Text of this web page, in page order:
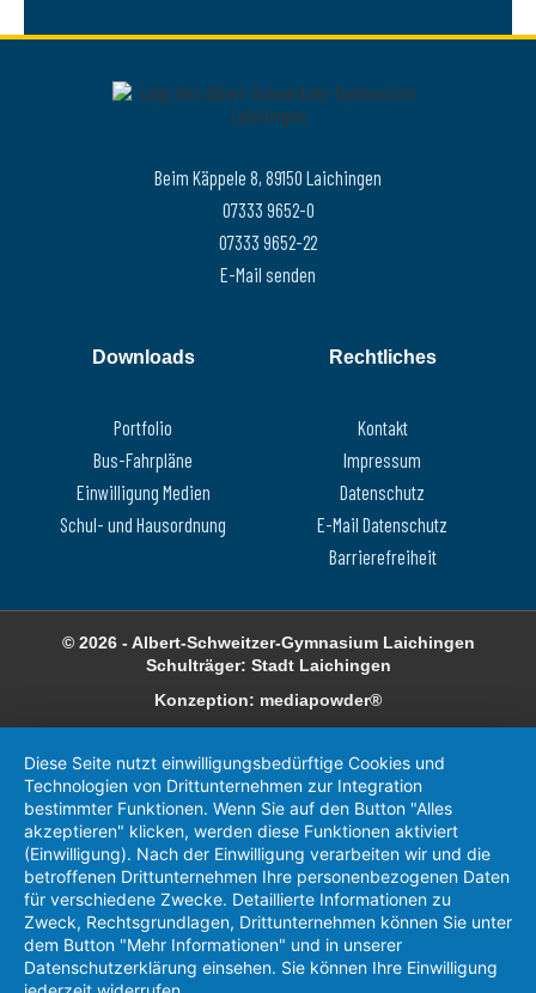
Beim Käppele 8, 89150 Laichingen
07333 9652-0
07333 9652-22
E-Mail senden
Downloads
Portfolio
Bus-Fahrpläne
Einwilligung Medien
Schul- und Hausordnung
Rechtliches
Kontakt
Impressum
Datenschutz
E-Mail Datenschutz
Barrierefreiheit
© 2026 - Albert-Schweitzer-Gymnasium Laichingen
Schulträger: Stadt Laichingen
Konzeption: mediapowder®
Diese Seite nutzt einwilligungsbedürftige Cookies und
Technologien von Drittunternehmen zur Integration
bestimmter Funktionen. Wenn Sie auf den Button "Alles
akzeptieren" klicken, werden diese Funktionen aktiviert
(Einwilligung). Nach der Einwilligung verarbeiten wir und die
betroffenen Drittunternehmen Ihre personenbezogenen Daten
für verschiedene Zwecke. Detaillierte Informationen zu
Zweck, Rechtsgrundlagen, Drittunternehmen können Sie unter
dem Button "Mehr Informationen" und in unserer
Datenschutzerklärung einsehen. Sie können Ihre Einwilligung